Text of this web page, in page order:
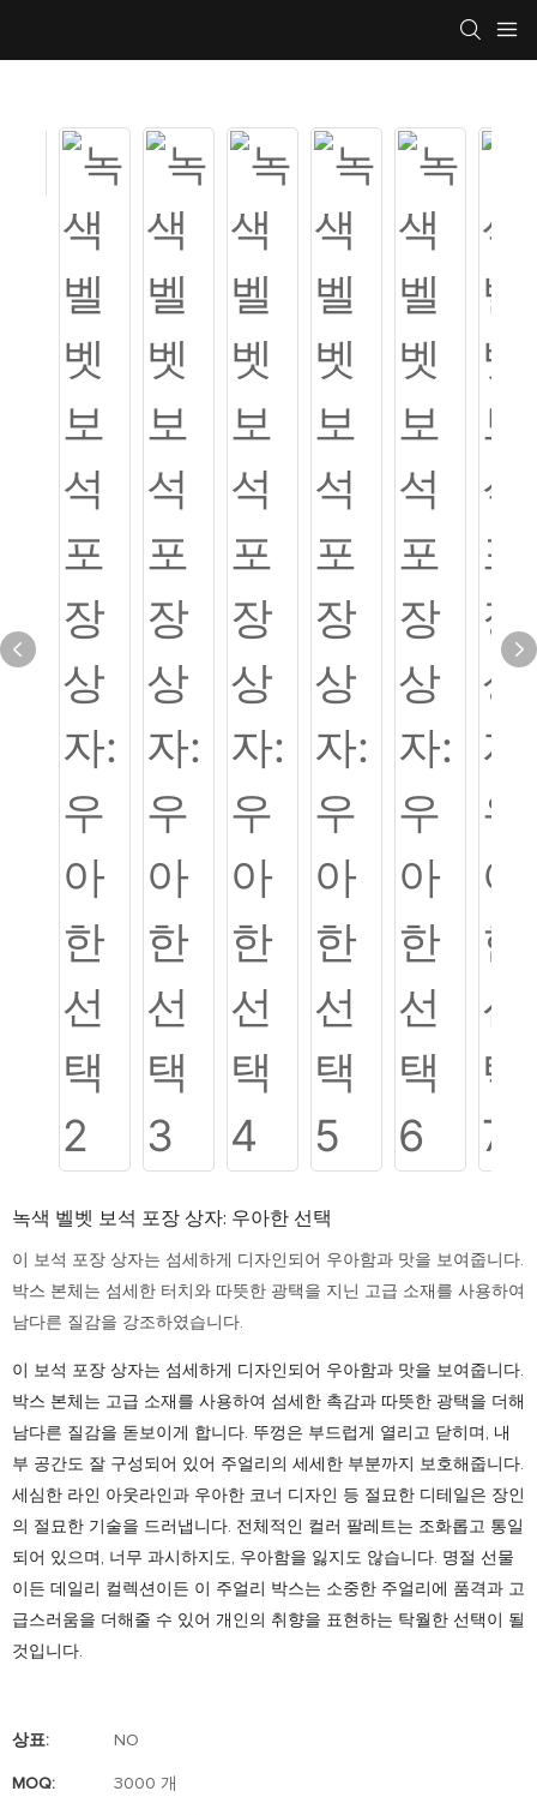
녹색 벨벳 보석 포장 상자: 우아한 선택
이 보석 포장 상자는 섬세하게 디자인되어 우아함과 맛을 보여줍니다.
박스 본체는 섬세한 터치와 따뜻한 광택을 지닌 고급 소재를 사용하여
남다른 질감을 강조하였습니다.
이 보석 포장 상자는 섬세하게 디자인되어 우아함과 맛을 보여줍니다.
박스 본체는 고급 소재를 사용하여 섬세한 촉감과 따뜻한 광택을 더해
남다른 질감을 돋보이게 합니다. 뚜껑은 부드럽게 열리고 닫히며, 내
부 공간도 잘 구성되어 있어 주얼리의 세세한 부분까지 보호해줍니다.
세심한 라인 아웃라인과 우아한 코너 디자인 등 절묘한 디테일은 장인
의 절묘한 기술을 드러냅니다. 전체적인 컬러 팔레트는 조화롭고 통일
되어 있으며, 너무 과시하지도, 우아함을 잃지도 않습니다. 명절 선물
이든 데일리 컬렉션이든 이 주얼리 박스는 소중한 주얼리에 품격과 고
급스러움을 더해줄 수 있어 개인의 취향을 표현하는 탁월한 선택이 될
것입니다.
상표: NO
MOQ: 3000 개